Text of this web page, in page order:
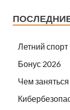
Летний
Бонус 2026
Чем